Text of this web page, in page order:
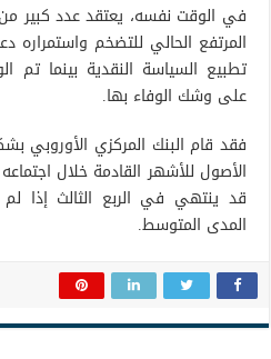
في الوقت نفسه، يعتقد عدد كبير
المرتفع الحالي للتضخم واستمراره
تطبيع السياسة النقدية بينما تم
على وشك الوفاء بها.
فقد قام البنك المركزي الأوروبي
قد ينتهي في الربع الثالث إذا
المدى المتوسط.